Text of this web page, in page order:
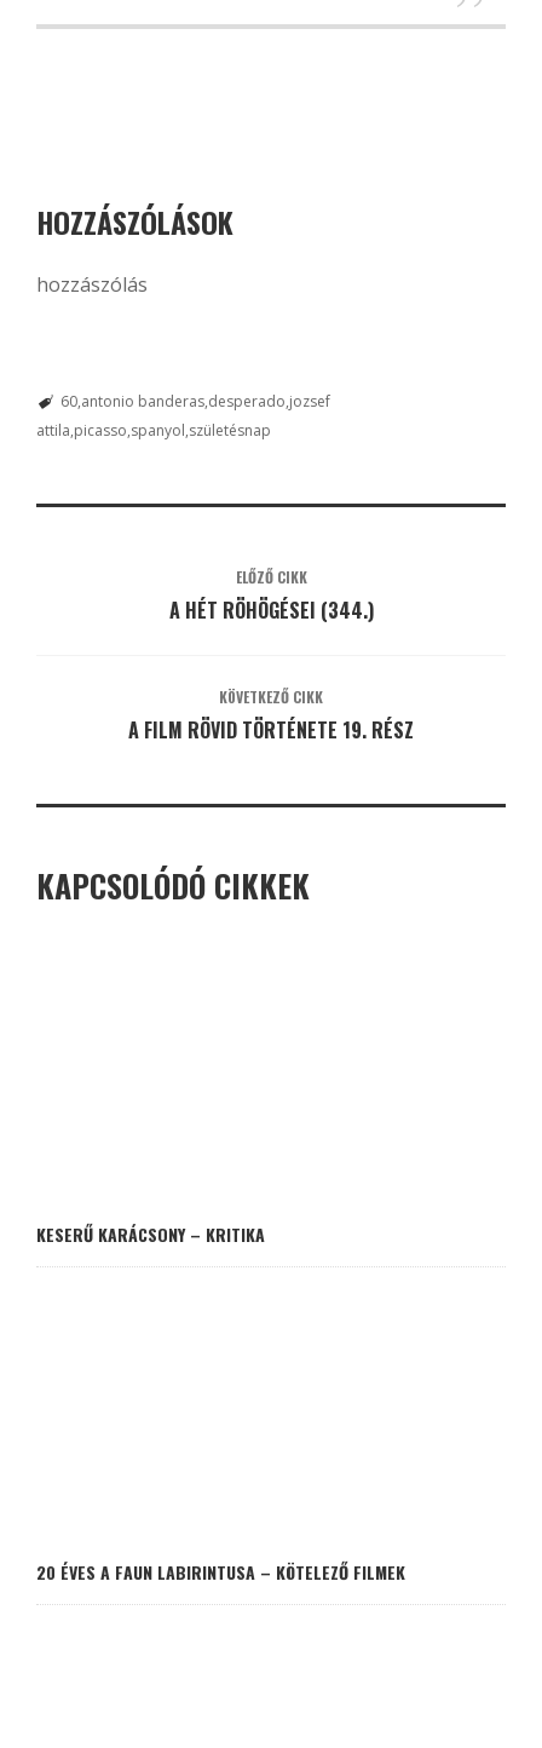
HOZZÁSZÓLÁSOK
hozzászólás
60 antonio banderas desperado jozsef
attila picasso spanyol születésnap
ELŐZŐ CIKK
A HÉT RÖHÖGÉSEI (344.)
KÖVETKEZŐ CIKK
A FILM RÖVID TÖRTÉNETE 19. RÉSZ
KAPCSOLÓDÓ CIKKEK
KESERŰ KARÁCSONY – KRITIKA
20 ÉVES A FAUN LABIRINTUSA – KÖTELEZŐ FILMEK